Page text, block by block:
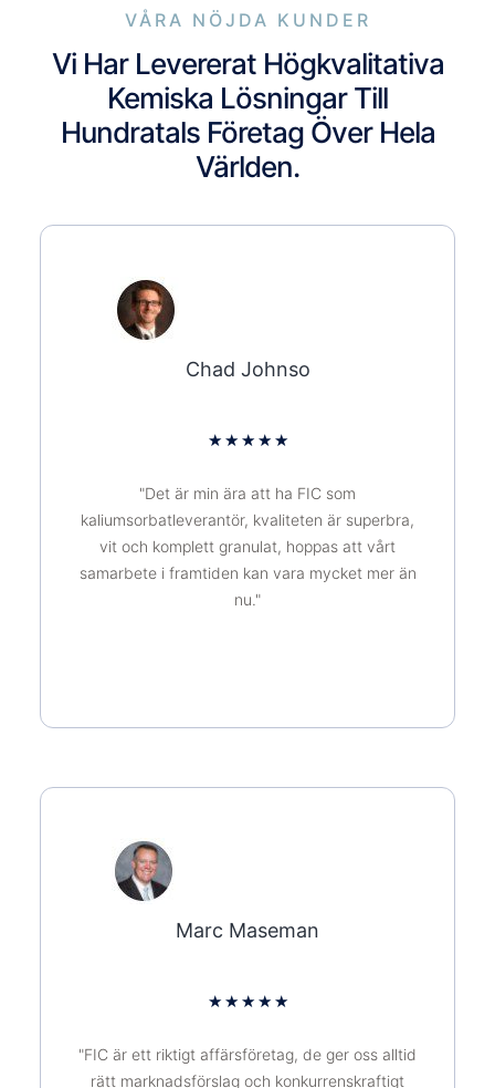
VÅRA NÖJDA KUNDER
Vi Har Levererat Högkvalitativa
Kemiska Lösningar Till
Hundratals Företag Över Hela
Världen.
Chad Johnso
★ ★ ★ ★ ★
"Det är min ära att ha FIC som
kaliumsorbatleverantör, kvaliteten är superbra,
vit och komplett granulat, hoppas att vårt
samarbete i framtiden kan vara mycket mer än
nu."
Marc Maseman
★ ★ ★ ★ ★
"FIC är ett riktigt affärsföretag, de ger oss alltid
rätt marknadsförslag och konkurrenskraftigt